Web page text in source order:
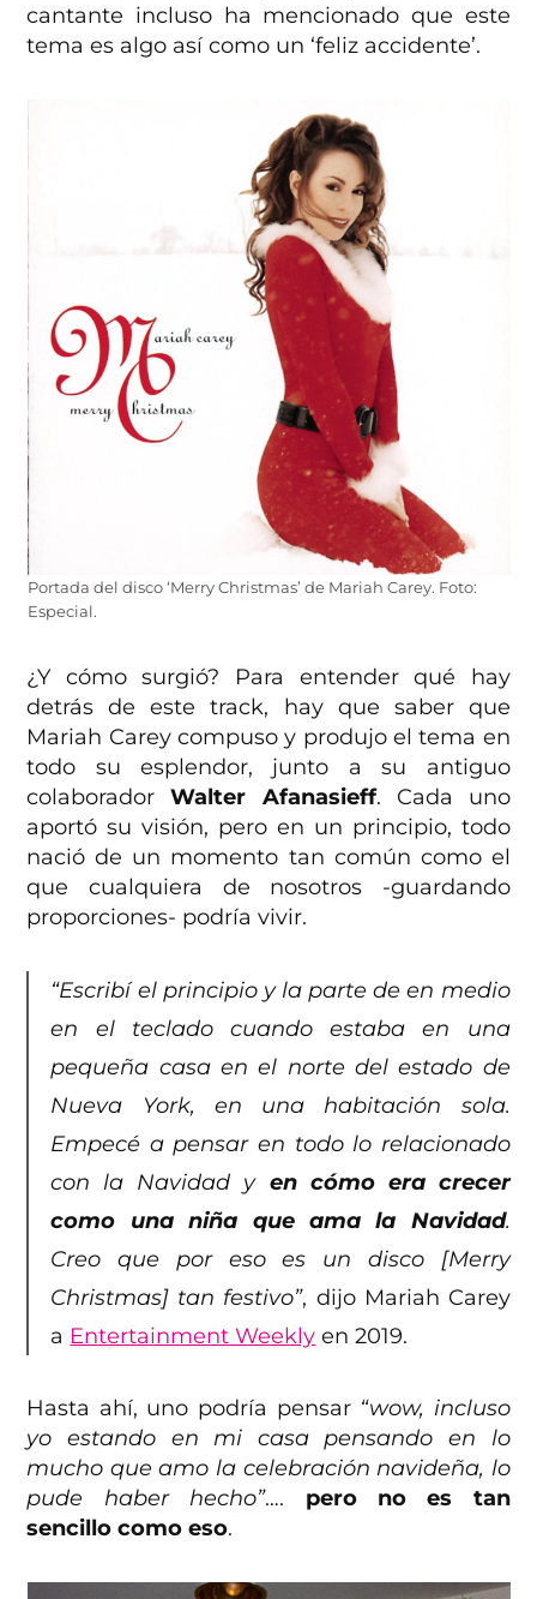
cantante incluso ha mencionado que este
tema es algo así como un ‘feliz accidente’.
Portada del disco ‘Merry Christmas’ de Mariah Carey. Foto:
Especial.
¿Y cómo surgió? Para entender qué hay
detrás de este track, hay que saber que
Mariah Carey compuso y produjo el tema en
todo su esplendor, junto a su antiguo
colaboradorWalter Afanasieff. Cada uno
aportó su visión, pero en un principio, todo
nació de un momento tan común como el
que cualquiera de nosotros -guardando
proporciones- podría vivir.
“Escribí el principio y la parte de en medio
en el teclado cuando estaba en una
pequeña casa en el norte del estado de
Nueva York, en una habitación sola.
Empecé a pensar en todo lo relacionado
con la Navidad yen cómo era crecer
como una niña que ama la Navidad.
Creo que por eso es un disco [Merry
Christmas] tan festivo”, dijo Mariah Carey
a Entertainment Weekly en 2019.
Hasta ahí, uno podría pensar “wow, incluso
yo estando en mi casa pensando en lo
mucho que amo la celebración navideña, lo
pude haber hecho”…. pero no es tan
sencillo como eso.